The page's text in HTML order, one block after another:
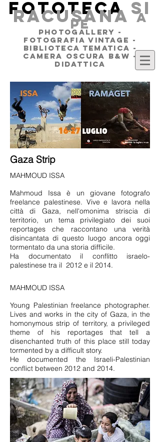
FOTOTECA SI
RACUSANAa
pe
PHOTOGALLERY -
FOTOGRAFIA VINTAGE -
BIBLIOTECA TEMATICA -
CAMERA OSCURA B&W -
DIDATTICA
Gaza Strip
MAHMOUD ISSA
Mahmoud Issa è un giovane fotografo
freelance palestinese. Vive e lavora nella
città di Gaza, nell'omonima striscia di
territorio, un tema privilegiato dei suoi
reportages che raccontano una verità
disincantata di questo luogo ancora oggi
tormentato da una storia difficile.
Ha documentato il conflitto israelo-
palestinese tra il 2012 e il 2014.
MAHMOUD ISSA
Young Palestinian freelance photographer.
Lives and works in the city of Gaza, in the
homonymous strip of territory, a privileged
theme of his reportages that tell a
disenchanted truth of this place still today
tormented by a difficult story.
He documented the Israeli-Palestinian
conflict between 2012 and 2014.